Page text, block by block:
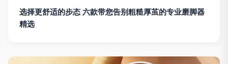
选择更舒适的步态 六款带您告别粗糙厚茧的专业磨脚器
精选